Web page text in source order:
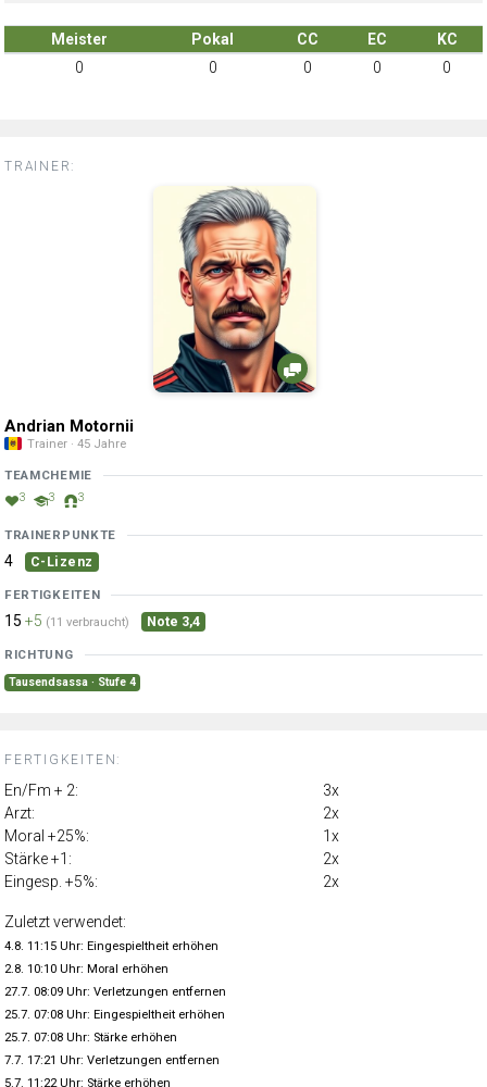
Meister Pokal CC EC
KC
0
0 0 0 0
TRAINER:
Andrian Motornii
Trainer · 45 Jahre
TEAMCHEMIE
3 3 3
TRAINERPUNKTE
4 C-Lizenz
FERTIGKEITEN
15 +5 (11 verbraucht) Note 3,4
RICHTUNG
Tausendsassa · Stufe 4
FERTIGKEITEN:
En/Fm + 2:
3x
Arzt:
2x
Moral +25%:
1x
Stärke +1:
2x
Eingesp. +5%:
2x
Zuletzt verwendet:
4.8. 11:15 Uhr: Eingespieltheit erhöhen
2.8. 10:10 Uhr: Moral erhöhen
27.7. 08:09 Uhr: Verletzungen entfernen
25.7. 07:08 Uhr: Eingespieltheit erhöhen
25.7. 07:08 Uhr: Stärke erhöhen
7.7. 17:21 Uhr: Verletzungen entfernen
5.7. 11:22 Uhr: Stärke erhöhen